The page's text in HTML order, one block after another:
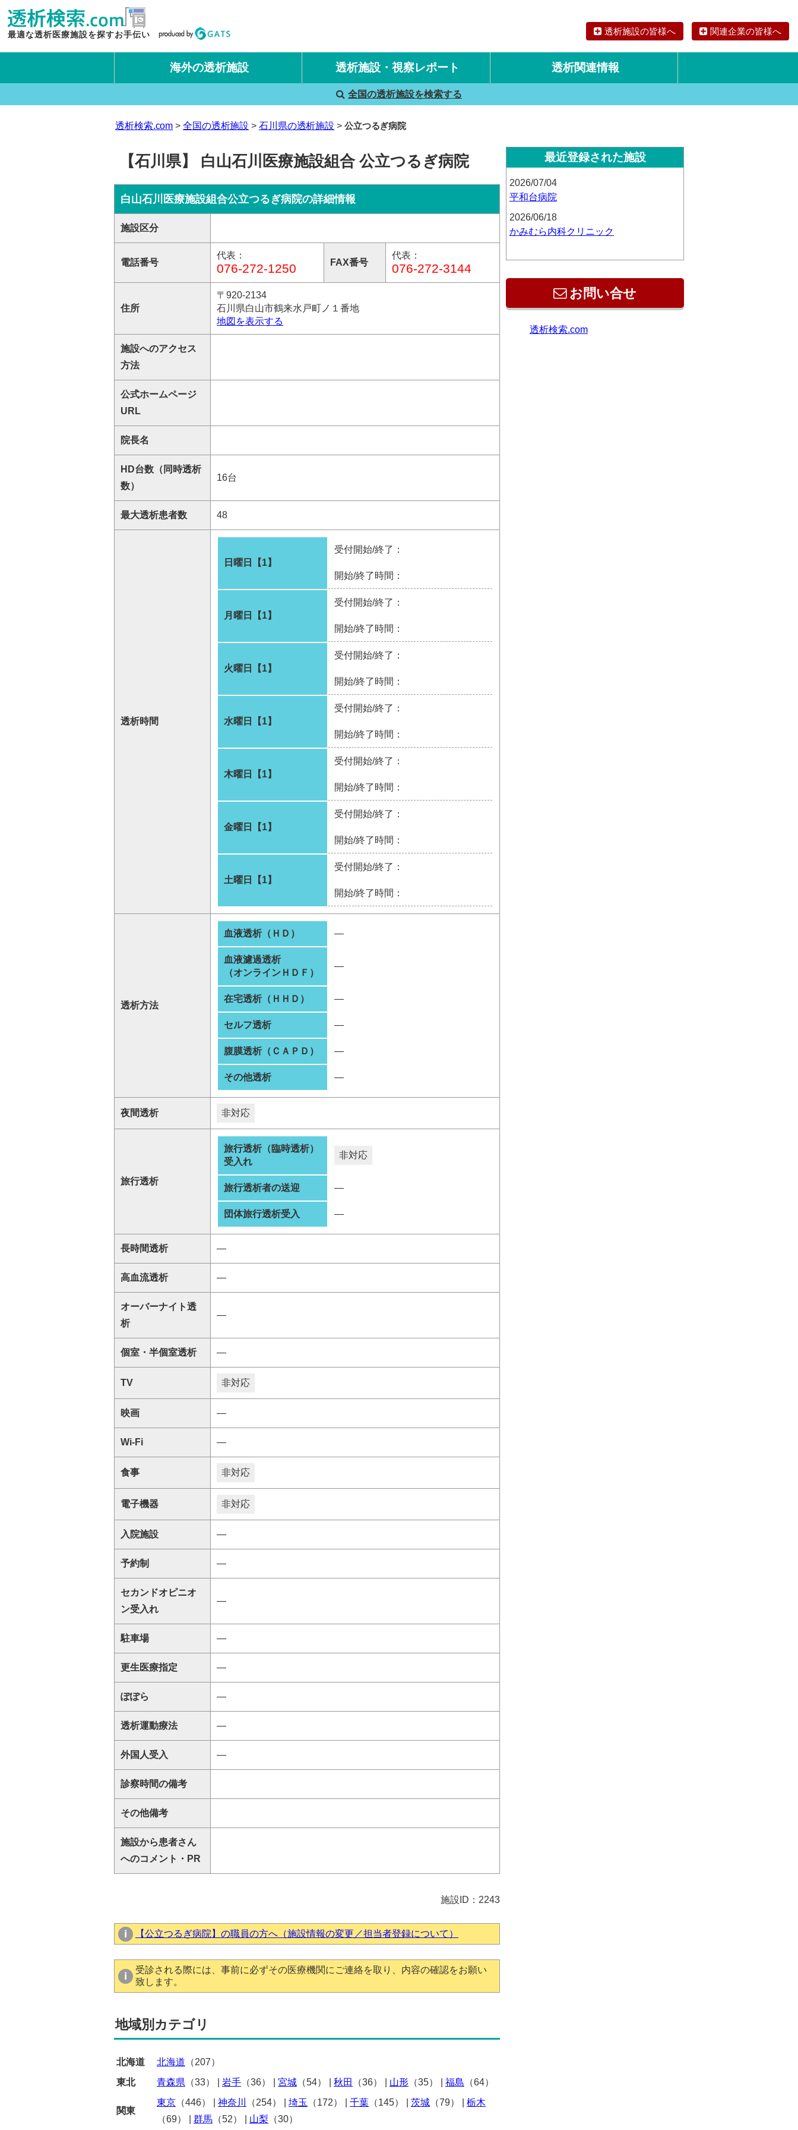
最適な透析医療施設を探すお手伝い 透析施設の皆様へ 関連企業の皆様へ
海外の透析施設 透析施設・視察レポート
国内旅行透析レポート
海外旅行透析レポート
透析関連情報
全国の透析施設を検索する
透析検索.com 全国の透析施設 石川県の透析施設 公立つるぎ病院
【石川県】 白山石川医療施設組合 公立つるぎ病院
白山石川医療施設組合公立つるぎ病院の詳細情報
施設区分
電話番号
代表：
076-272-1250 FAX番号
代表：
076-272-3144
住所
〒920-2134
石川県白山市鶴来水戸町ノ１番地
地図を表示する
施設へのアクセス
方法
公式ホームページ
URL
院長名
HD台数（同時透析
数）
16台
最大透析患者数 48
透析時間
日曜日【1】
受付開始/終了：
開始/終了時間：
月曜日【1】
受付開始/終了：
開始/終了時間：
火曜日【1】
受付開始/終了：
開始/終了時間：
水曜日【1】
受付開始/終了：
開始/終了時間：
木曜日【1】
受付開始/終了：
開始/終了時間：
金曜日【1】
受付開始/終了：
開始/終了時間：
土曜日【1】
受付開始/終了：
開始/終了時間：
透析方法
血液透析（ＨＤ） ―
血液濾過透析
（オンラインＨＤＦ）
―
在宅透析（ＨＨＤ） ―
セルフ透析 ―
腹膜透析（ＣＡＰＤ） ―
その他透析 ―
夜間透析 非対応
旅行透析
旅行透析（臨時透析）
受入れ
非対応
旅行透析者の送迎 ―
団体旅行透析受入 ―
長時間透析 ―
高血流透析 ―
オーバーナイト透
析
―
個室・半個室透析 ―
TV 非対応
映画 ―
Wi-Fi ―
食事 非対応
電子機器 非対応
入院施設 ―
予約制 ―
セカンドオピニオ
ン受入れ
―
駐車場 ―
更生医療指定 ―
ぽぽら ―
透析運動療法 ―
外国人受入 ―
診察時間の備考
その他備考
施設から患者さん
へのコメント・PR
施設ID：2243
【公立つるぎ病院】の職員の方へ（施設情報の変更／担当者登録について）
受診される際には、事前に必ずその医療機関にご連絡を取り、内容の確認をお願い
致します。
地域別カテゴリ
北海道 北海道 （207）
東北
青森県 （33） 岩手 （36） 宮城 （54） 秋田 （36） 山形 （35） 福島 （64）
関東
東京 （446） 神奈川 （254） 埼玉 （172） 千葉 （145） 茨城 （79）
栃木
（69）
群馬 （52） 山梨 （30）
最近登録された施設
2026/07/04
平和台病院
2026/06/18
かみむら内科クリニック
お問い合せ